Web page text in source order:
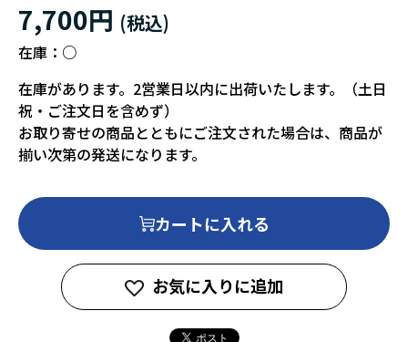
7,700円
在庫： ○
在庫があります。2営業日以内に出荷いたします。（土日
祝・ご注文日を含めず）
お取り寄せの商品とともにご注文された場合は、商品が
揃い次第の発送になります。
カートに入れる
お気に入りに追加